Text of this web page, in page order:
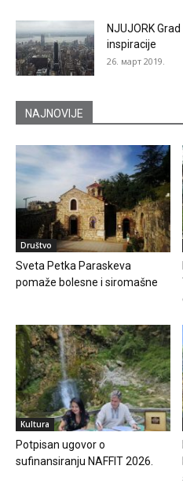
NJUJORK
inspiracije
26. март 2019.
NAJNOVIJE
Društvo
Sveta Petka Paraskeva
pomaže bolesne i siromašne
Kultura
Potpisan ugovor o
sufinansiranju NAFFIT 2026.